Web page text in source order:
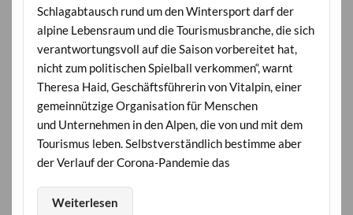
Schlagabtausch rund um den Wintersport darf der
alpine Lebensraum und die Tourismusbranche, die sich
verantwortungsvoll auf die Saison vorbereitet hat,
nicht zum politischen Spielball verkommen“, warnt
Theresa Haid, Geschäftsführerin von Vitalpin, einer
gemeinnützige Organisation für Menschen
und Unternehmen in den Alpen, die von und mit dem
Tourismus leben. Selbstverständlich bestimme aber
der Verlauf der Corona-Pandemie das
Weiterlesen